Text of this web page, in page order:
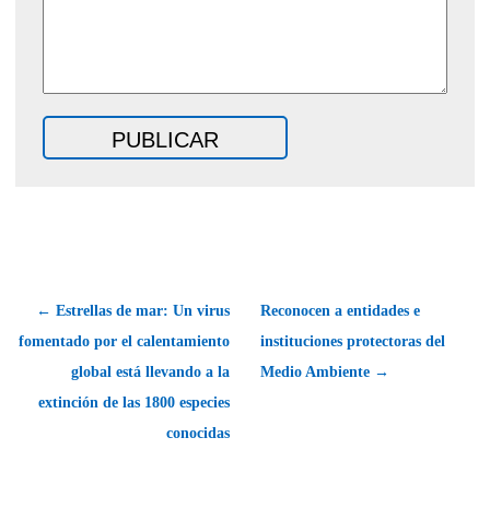
← Estrellas de mar: Un virus
fomentado por el calentamiento
global está llevando a la
extinción de las 1800 especies
conocidas
Reconocen a entidades e
instituciones protectoras del
Medio Ambiente →